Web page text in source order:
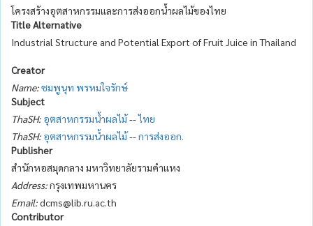
โครงสร้างอุตสาหกรรมและการส่งออกน้ำผลไม้ของไทย
Title Alternative
Industrial Structure and Potential Export of Fruit Juice in Thailand
Creator
Name:ชมพูนุท พรหมใจรักษ์
Subject
ThaSH: อุตสาหกรรมน้ำผลไม้--ไทย
ThaSH: อุตสาหกรรมน้ำผลไม้--การส่งออก.
Publisher
สำนักหอสมุดกลาง มหาวิทยาลัยรามคำแหง
Address:กรุงเทพมหานคร
Email:dcms@lib.ru.ac.th
Contributor